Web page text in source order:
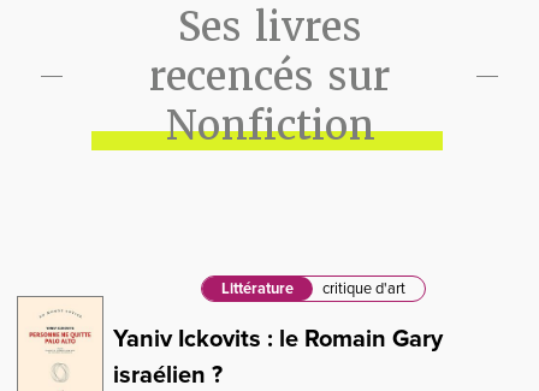
Ses livres
recencés sur
Nonfiction
Littérature critique d'art
Yaniv Ickovits : le Romain Gary
israélien ?